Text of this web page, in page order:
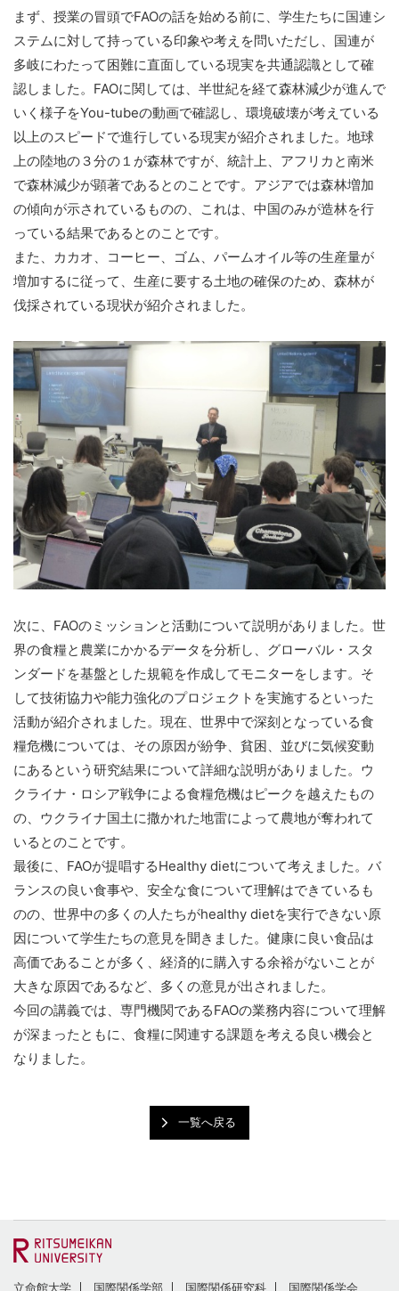
まず、授業の冒頭でFAOの話を始める前に、学生たちに国連シ
ステムに対して持っている印象や考えを問いただし、国連が
多岐にわたって困難に直面している現実を共通認識として確
認しました。FAOに関しては、半世紀を経て森林減少が進んで
いく様子をYou-tubeの動画で確認し、環境破壊が考えている
以上のスピードで進行している現実が紹介されました。地球
上の陸地の３分の１が森林ですが、統計上、アフリカと南米
で森林減少が顕著であるとのことです。アジアでは森林増加
の傾向が示されているものの、これは、中国のみが造林を行
っている結果であるとのことです。
また、カカオ、コーヒー、ゴム、パームオイル等の生産量が
増加するに従って、生産に要する土地の確保のため、森林が
伐採されている現状が紹介されました。
次に、FAOのミッションと活動について説明がありました。世
界の食糧と農業にかかるデータを分析し、グローバル・スタ
ンダードを基盤とした規範を作成してモニターをします。そ
して技術協力や能力強化のプロジェクトを実施するといった
活動が紹介されました。現在、世界中で深刻となっている食
糧危機については、その原因が紛争、貧困、並びに気候変動
にあるという研究結果について詳細な説明がありました。ウ
クライナ・ロシア戦争による食糧危機はピークを越えたもの
の、ウクライナ国土に撒かれた地雷によって農地が奪われて
いるとのことです。
最後に、FAOが提唱するHealthy dietについて考えました。バ
ランスの良い食事や、安全な食について理解はできているも
のの、世界中の多くの人たちがhealthy dietを実行できない原
因について学生たちの意見を聞きました。健康に良い食品は
高価であることが多く、経済的に購入する余裕がないことが
大きな原因であるなど、多くの意見が出されました。
今回の講義では、専門機関であるFAOの業務内容について理解
が深まったともに、食糧に関連する課題を考える良い機会と
なりました。
一覧へ戻る
立命館大学 国際関係学部 国際関係研究科 国際関係学会